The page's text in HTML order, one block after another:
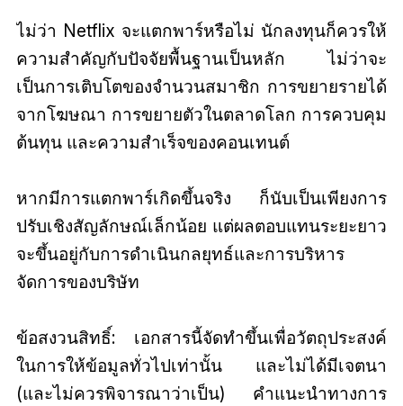
ไม่ว่า Netflix จะแตกพาร์หรือไม่ นักลงทุนก็ควรให้
ความสำคัญกับปัจจัยพื้นฐานเป็นหลัก ไม่ว่าจะ
เป็นการเติบโตของจำนวนสมาชิก การขยายรายได้
จากโฆษณา การขยายตัวในตลาดโลก การควบคุม
ต้นทุน และความสำเร็จของคอนเทนต์
หากมีการแตกพาร์เกิดขึ้นจริง ก็นับเป็นเพียงการ
ปรับเชิงสัญลักษณ์เล็กน้อย แต่ผลตอบแทนระยะยาว
จะขึ้นอยู่กับการดำเนินกลยุทธ์และการบริหาร
จัดการของบริษัท
ข้อสงวนสิทธิ์: เอกสารนี้จัดทำขึ้นเพื่อวัตถุประสงค์
ในการให้ข้อมูลทั่วไปเท่านั้น และไม่ได้มีเจตนา
(และไม่ควรพิจารณาว่าเป็น) คำแนะนำทางการ